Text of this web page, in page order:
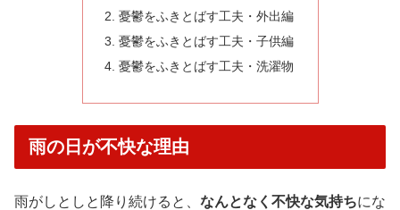
憂鬱をふきとばす工夫・外出編
憂鬱をふきとばす工夫・子供編
憂鬱をふきとばす工夫・洗濯物
雨の日が不快な理由
雨がしとしと降り続けると、 なんとなく不快な気持ちにな